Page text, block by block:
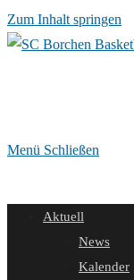
Zum Inhalt springen
Menü Schließen
Aktuell
News
Kalender